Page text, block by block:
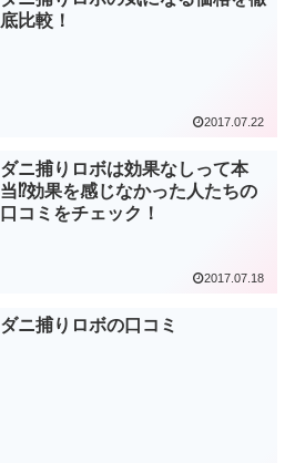
底比較！
2017.07.22
ダニ捕りロボは効果なしって本
当⁉効果を感じなかった人たちの
口コミをチェック！
2017.07.18
ダニ捕りロボの口コミ